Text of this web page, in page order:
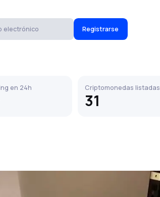
Registrarse
en 24h Criptomonedas listadas
31